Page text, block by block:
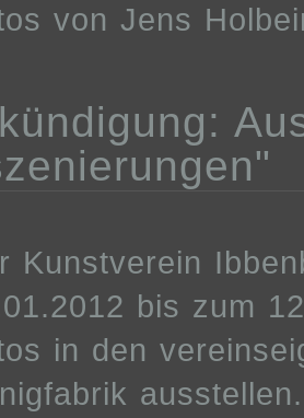
von Jens
Kunstverein
bis zum
in den